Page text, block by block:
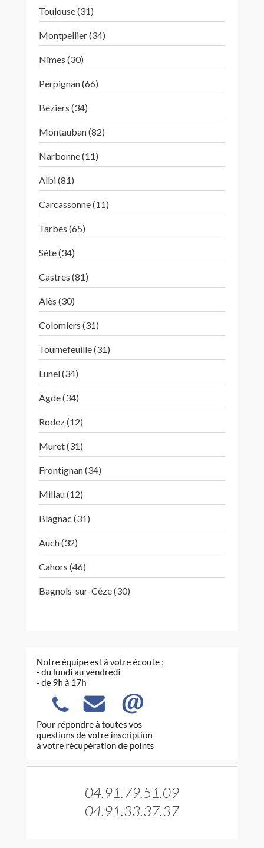
Toulouse (31)
Montpellier (34)
Nîmes (30)
Perpignan (66)
Béziers (34)
Montauban (82)
Narbonne (11)
Albi (81)
Carcassonne (11)
Tarbes (65)
Sète (34)
Castres (81)
Alès (30)
Colomiers (31)
Tournefeuille (31)
Lunel (34)
Agde (34)
Rodez (12)
Muret (31)
Frontignan (34)
Millau (12)
Blagnac (31)
Auch (32)
Cahors (46)
Bagnols-sur-Cèze (30)
04.91.79.51.09
04.91.33.37.37